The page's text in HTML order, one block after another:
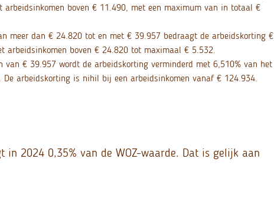
arbeidsinkomen boven € 11.490, met een maximum van in totaal €
meer dan € 24.820 tot en met € 39.957 bedraagt de arbeidskorting €
arbeidsinkomen boven € 24.820 tot maximaal € 5.532.
van € 39.957 wordt de arbeidskorting verminderd met 6,510% van het
De arbeidskorting is nihil bij een arbeidsinkomen vanaf € 124.934.
in 2024 0,35% van de WOZ-waarde. Dat is gelijk aan